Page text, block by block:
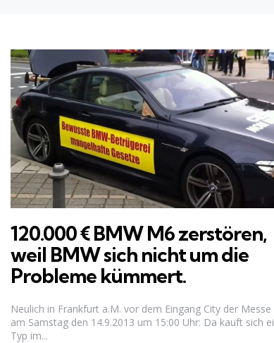
120.000 € BMW M6 zerstören,
weil BMW sich nicht um die
Probleme kümmert.
Neulich in Frankfurt a.M. vor dem Eingang City der Messe
am Samstag den 14.9.2013 um 15:00 Uhr: Da kauft sich
Typ im...